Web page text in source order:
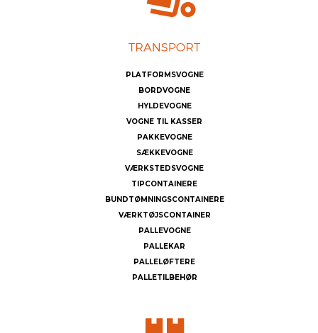
PLATFORMSVOGNE
BORDVOGNE
HYLDEVOGNE
VOGNE TIL KASSER
PAKKEVOGNE
SÆKKEVOGNE
VÆRKSTEDSVOGNE
TIPCONTAINERE
BUNDTØMNINGSCONTAINERE
VÆRKTØJSCONTAINER
PALLEVOGNE
PALLEKAR
PALLELØFTERE
PALLETILBEHØR